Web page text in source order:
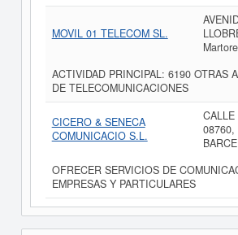
MOVIL 01 TELECOM SL.
ACTIVIDAD PRINCIPAL: 6190 OTRAS
DE TELECOMUNICACIONES
CICERO & SENECA
COMUNICACIO S.L.
08760,
OFRECER SERVICIOS DE
EMPRESAS Y PARTICULARES